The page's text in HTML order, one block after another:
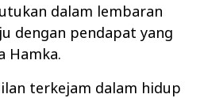
dalam lembaran
dengan pendapat yang
Hamka.
terkejam dalam hidup